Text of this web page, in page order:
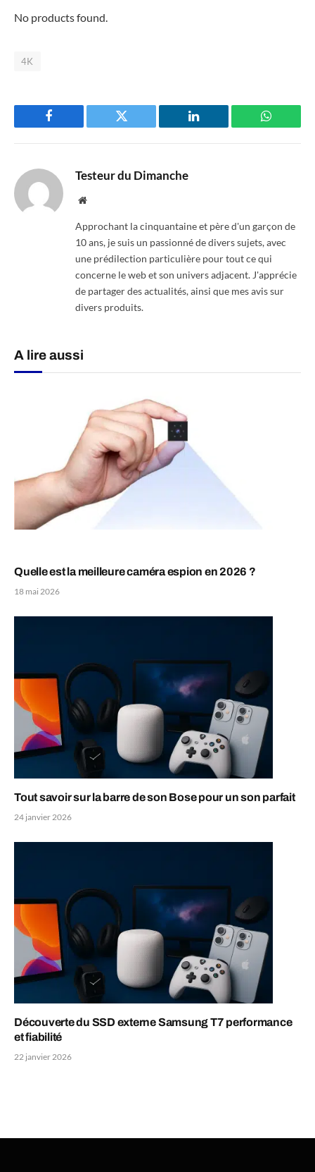
No products found.
4K
Facebook Twitter LinkedIn
Testeur du Dimanche
Website
Approchant la cinquantaine et père d'un garçon de
10 ans, je suis un passionné de divers sujets, avec
une prédilection particulière pour tout ce qui
concerne le web et son univers adjacent. J'apprécie
de partager des actualités, ainsi que mes avis sur
divers produits.
A lire aussi
Quelle est la meilleure caméra espion en 2026 ?
18 mai 2026
Tout savoir sur la barre de son Bose pour un son parfait
24 janvier 2026
Découverte du SSD externe Samsung T7 performance
et fiabilité
22 janvier 2026